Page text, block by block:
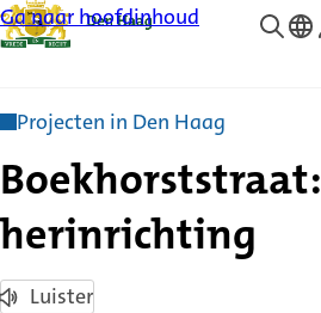
Ga naar hoofdinhoud
—
Projecten in Den Haag
Boekhorststraat:
herinrichting
Luister